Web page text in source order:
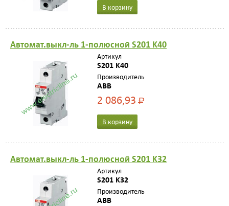
В корзину
Автомат.выкл-ль 1-полюсной S201 K40
Артикул
S201 K40
Производитель
ABB
2 086,93Р
В корзину
Автомат.выкл-ль 1-полюсной S201 K32
Артикул
S201 K32
Производитель
ABB